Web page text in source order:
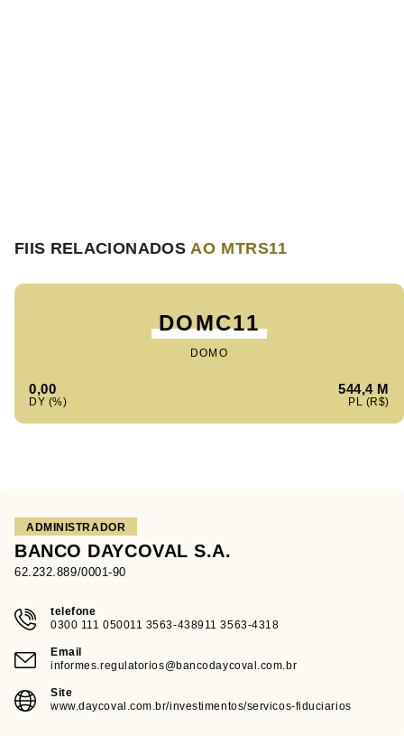
FIIS RELACIONADOSAO MTRS11
DOMC11
DOMO
0,00 544,4 M
ADMINISTRADOR
BANCO DAYCOVAL S.A.
62.232.889/0001-90
telefone
0300 111 050011 3563-438911 3563-4318
Email
informes.regulatorios@bancodaycoval.com.br
Site
www.daycoval.com.br/investimentos/servicos-fiduciarios